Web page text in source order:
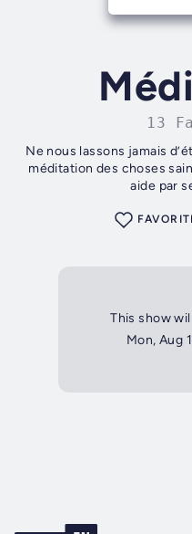
13
Ne nous lassons jamais
méditation des choses
aide par
This show
Mon, Aug